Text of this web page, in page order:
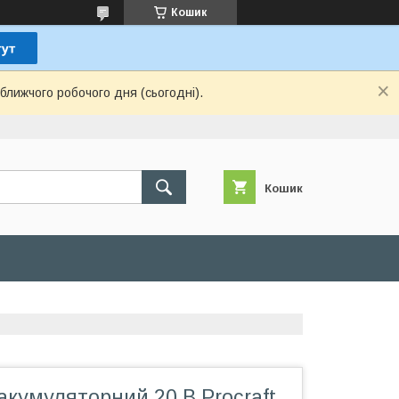
Кошик
робочого дня (сьогодні).
Кошик